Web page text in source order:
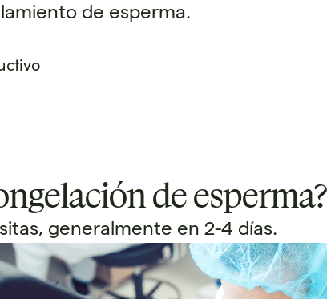
de esperma.
de esperma?
generalmente en 2-4 días.